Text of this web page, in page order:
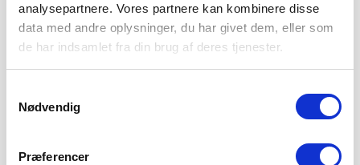
analysepartnere. Vores partnere kan kombinere disse
data med andre oplysninger, du har givet dem, eller som
de har indsamlet fra din brug af deres tjenester.
Nødvendig
Præferencer